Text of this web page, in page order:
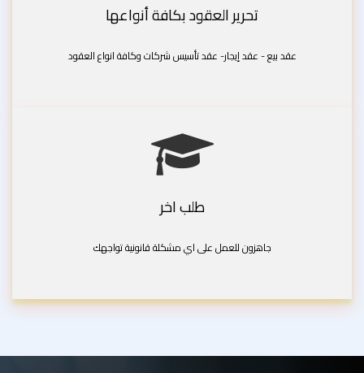
تحرير العقود بكافة أنواعها
عقد بيع - عقد إيجار- عقد تأسيس شركات وكافة انواع العقود
طلب اخر
جاهزون للعمل على اي مشكلة قانونية تواجهك